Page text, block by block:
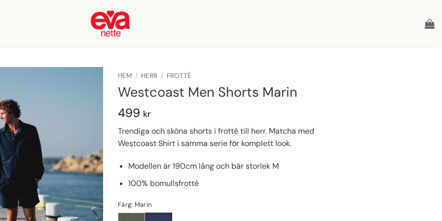
HEM / HERR / FROTTÉ
Westcoast Men Shorts Marin
499 kr
Trendiga och sköna shorts i frotté till herr. Matcha med
Westcoast Shirt i samma serie för komplett look.
Modellen är 190cm lång och bär storlek M
100% bomullsfrotté
Färg: Marin